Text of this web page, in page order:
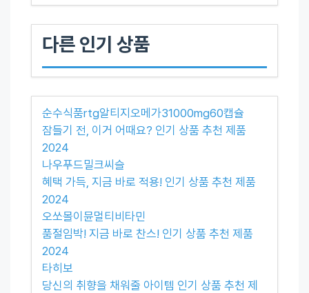
다른 인기 상품
순수식품rtg알티지오메가31000mg60캡슐
잠들기 전, 이거 어때요? 인기 상품 추천 제품
2024
나우푸드밀크씨슬
혜택 가득, 지금 바로 적용! 인기 상품 추천 제품
2024
오쏘몰이뮨멀티비타민
품절임박! 지금 바로 찬스! 인기 상품 추천 제품
2024
타히보
당신의 취향을 채워줄 아이템 인기 상품 추천 제